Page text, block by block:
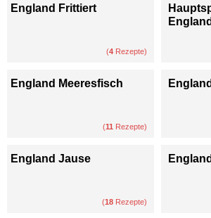
England Frittiert
(4 Rezepte)
England
England Meeresfisch
(11 Rezepte)
England Jause
(18 Rezepte)